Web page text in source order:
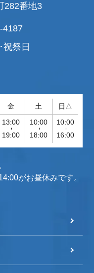
282番地3
4187
祝祭日
金 土 日△
13:00
-
19:00
10:00
-
18:00
10:00
-
16:00
がお昼休みです。